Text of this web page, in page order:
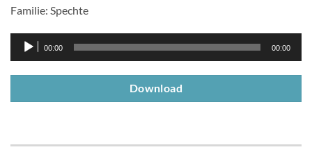
Familie: Spechte
Audio-
Player
00:00 00:00
Download